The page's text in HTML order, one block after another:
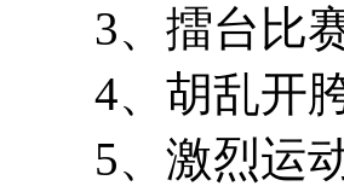
3、擂台比赛
4、胡乱开胯
5、激烈运动